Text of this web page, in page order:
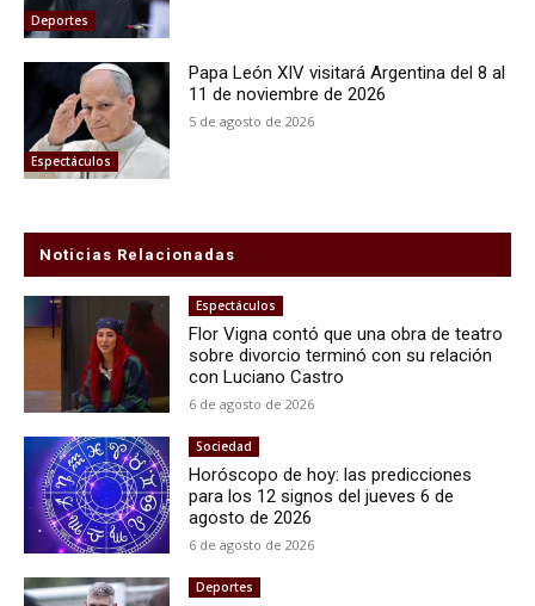
Deportes
Espectáculos
Papa León XIV visitará Argentina del 8 al
11 de noviembre de 2026
5 de agosto de 2026
Noticias Relacionadas
Espectáculos
Flor Vigna contó que una obra de teatro
sobre divorcio terminó con su relación
con Luciano Castro
6 de agosto de 2026
Sociedad
Horóscopo de hoy: las predicciones
para los 12 signos del jueves 6 de
agosto de 2026
6 de agosto de 2026
Deportes